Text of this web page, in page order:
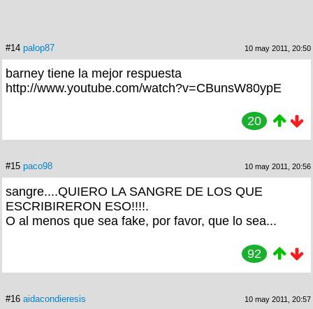
#14 palop87 10 may 2011, 20:50
barney tiene la mejor respuesta
http://www.youtube.com/watch?v=CBunsW80ypE
20
#15 paco98 10 may 2011, 20:56
sangre....QUIERO LA SANGRE DE LOS QUE
ESCRIBIRERON ESO!!!!.
O al menos que sea fake, por favor, que lo sea...
92
#16 aidacondieresis 10 may 2011, 20:57